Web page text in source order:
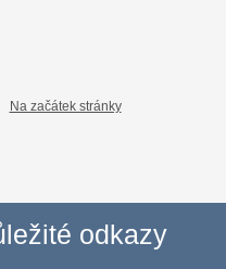
Na začátek stránky
odkazy